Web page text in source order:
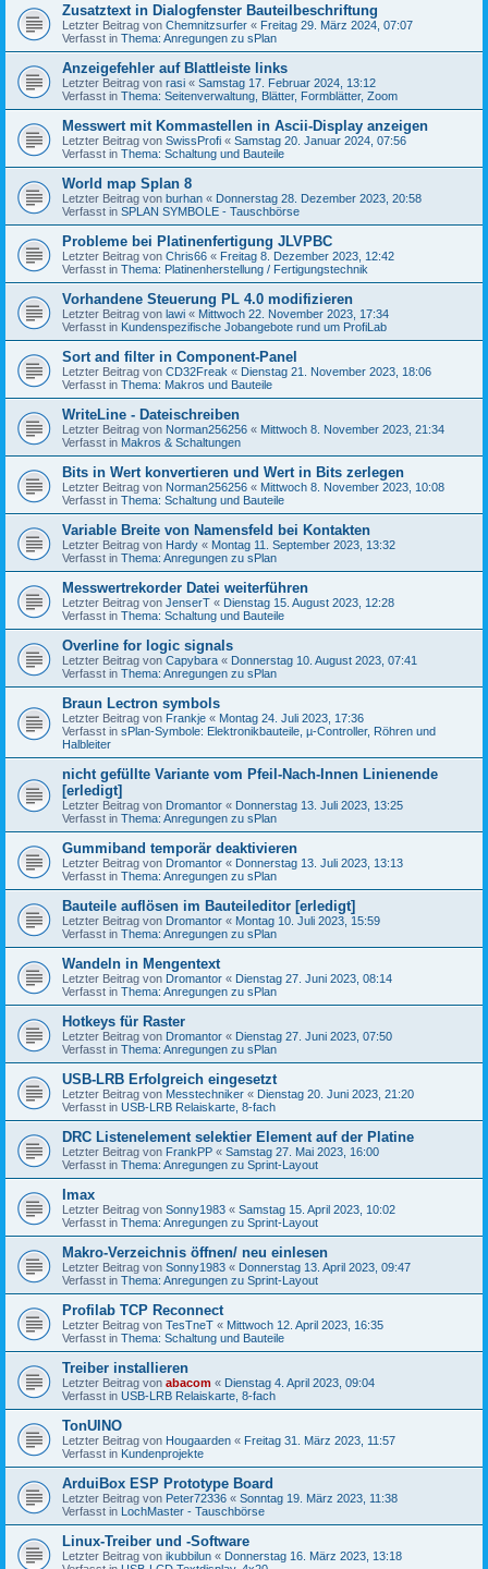
Zusatztext in Dialogfenster Bauteilbeschriftung
Letzter Beitrag von Chemnitzsurfer « Freitag 29. März 2024, 07:07
Verfasst in Thema: Anregungen zu sPlan
Anzeigefehler auf Blattleiste links
Letzter Beitrag von rasi « Samstag 17. Februar 2024, 13:12
Verfasst in Thema: Seitenverwaltung, Blätter, Formblätter, Zoom
Messwert mit Kommastellen in Ascii-Display anzeigen
Letzter Beitrag von SwissProfi « Samstag 20. Januar 2024, 07:56
Verfasst in Thema: Schaltung und Bauteile
World map Splan 8
Letzter Beitrag von burhan « Donnerstag 28. Dezember 2023, 20:58
Verfasst in SPLAN SYMBOLE - Tauschbörse
Probleme bei Platinenfertigung JLVPBC
Letzter Beitrag von Chris66 « Freitag 8. Dezember 2023, 12:42
Verfasst in Thema: Platinenherstellung / Fertigungstechnik
Vorhandene Steuerung PL 4.0 modifizieren
Letzter Beitrag von lawi « Mittwoch 22. November 2023, 17:34
Verfasst in Kundenspezifische Jobangebote rund um ProfiLab
Sort and filter in Component-Panel
Letzter Beitrag von CD32Freak « Dienstag 21. November 2023, 18:06
Verfasst in Thema: Makros und Bauteile
WriteLine - Dateischreiben
Letzter Beitrag von Norman256256 « Mittwoch 8. November 2023, 21:34
Verfasst in Makros & Schaltungen
Bits in Wert konvertieren und Wert in Bits zerlegen
Letzter Beitrag von Norman256256 « Mittwoch 8. November 2023, 10:08
Verfasst in Thema: Schaltung und Bauteile
Variable Breite von Namensfeld bei Kontakten
Letzter Beitrag von Hardy « Montag 11. September 2023, 13:32
Verfasst in Thema: Anregungen zu sPlan
Messwertrekorder Datei weiterführen
Letzter Beitrag von JenserT « Dienstag 15. August 2023, 12:28
Verfasst in Thema: Schaltung und Bauteile
Overline for logic signals
Letzter Beitrag von Capybara « Donnerstag 10. August 2023, 07:41
Verfasst in Thema: Anregungen zu sPlan
Braun Lectron symbols
Letzter Beitrag von Frankje « Montag 24. Juli 2023, 17:36
Verfasst in sPlan-Symbole: Elektronikbauteile, µ-Controller, Röhren und
Halbleiter
nicht gefüllte Variante vom Pfeil-Nach-Innen Linienende
[erledigt]
Letzter Beitrag von Dromantor « Donnerstag 13. Juli 2023, 13:25
Verfasst in Thema: Anregungen zu sPlan
Gummiband temporär deaktivieren
Letzter Beitrag von Dromantor « Donnerstag 13. Juli 2023, 13:13
Verfasst in Thema: Anregungen zu sPlan
Bauteile auflösen im Bauteileditor [erledigt]
Letzter Beitrag von Dromantor « Montag 10. Juli 2023, 15:59
Verfasst in Thema: Anregungen zu sPlan
Wandeln in Mengentext
Letzter Beitrag von Dromantor « Dienstag 27. Juni 2023, 08:14
Verfasst in Thema: Anregungen zu sPlan
Hotkeys für Raster
Letzter Beitrag von Dromantor « Dienstag 27. Juni 2023, 07:50
Verfasst in Thema: Anregungen zu sPlan
USB-LRB Erfolgreich eingesetzt
Letzter Beitrag von Messtechniker « Dienstag 20. Juni 2023, 21:20
Verfasst in USB-LRB Relaiskarte, 8-fach
DRC Listenelement selektier Element auf der Platine
Letzter Beitrag von FrankPP « Samstag 27. Mai 2023, 16:00
Verfasst in Thema: Anregungen zu Sprint-Layout
Imax
Letzter Beitrag von Sonny1983 « Samstag 15. April 2023, 10:02
Verfasst in Thema: Anregungen zu Sprint-Layout
Makro-Verzeichnis öffnen/ neu einlesen
Letzter Beitrag von Sonny1983 « Donnerstag 13. April 2023, 09:47
Verfasst in Thema: Anregungen zu Sprint-Layout
Profilab TCP Reconnect
Letzter Beitrag von TesTneT « Mittwoch 12. April 2023, 16:35
Verfasst in Thema: Schaltung und Bauteile
Treiber installieren
Letzter Beitrag von abacom « Dienstag 4. April 2023, 09:04
Verfasst in USB-LRB Relaiskarte, 8-fach
TonUINO
Letzter Beitrag von Hougaarden « Freitag 31. März 2023, 11:57
Verfasst in Kundenprojekte
ArduiBox ESP Prototype Board
Letzter Beitrag von Peter72336 « Sonntag 19. März 2023, 11:38
Verfasst in LochMaster - Tauschbörse
Linux-Treiber und -Software
Letzter Beitrag von ikubbilun « Donnerstag 16. März 2023, 13:18